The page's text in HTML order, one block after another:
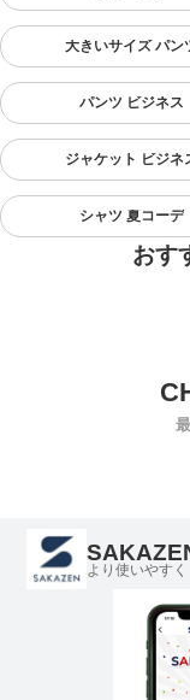
大きいサイズ パン
パンツ ビジネス
ジャケット ビジネ
シャツ 夏コーデ
おす
より使いやす